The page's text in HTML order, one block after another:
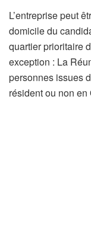
L’entreprise peut
domicile du
quartier prioritaire
exception : La
personnes issues
résident ou non en